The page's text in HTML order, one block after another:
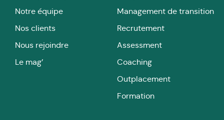
Notre équipe
Nos clients
Nous rejoindre
Le mag’
Management de transition
Recrutement
Assessment
Coaching
Outplacement
Formation